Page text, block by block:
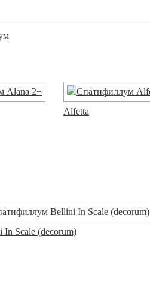
Alfetta
In Scale (decorum)